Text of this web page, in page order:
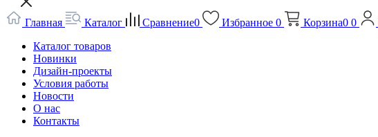
Главная Каталог Сравнение0 Избранное 0 Корзина0 0
Каталог товаров
Новинки
Дизайн-проекты
Условия работы
Новости
О нас
Контакты